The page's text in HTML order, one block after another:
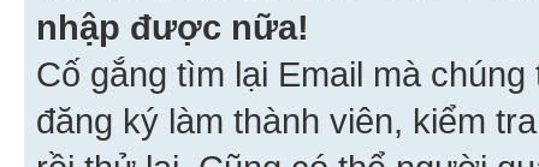
nhập được nữa!
Cố gắng tìm lại Email mà
đăng ký làm thành viên, kiểm